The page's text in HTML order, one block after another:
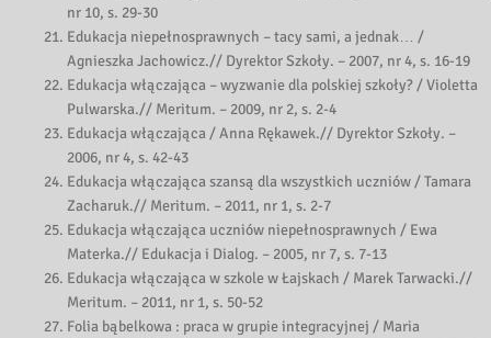
nr 10, s. 29-30
Edukacja niepełnosprawnych – tacy sami, a jednak… /
Agnieszka Jachowicz.// Dyrektor Szkoły. – 2007, nr 4, s. 16-19
Edukacja włączająca – wyzwanie dla polskiej szkoły? / Violetta
Pulwarska.// Meritum. – 2009, nr 2, s. 2-4
Edukacja włączająca / Anna Rękawek.// Dyrektor Szkoły. –
2006, nr 4, s. 42-43
Edukacja włączająca szansą dla wszystkich uczniów / Tamara
Zacharuk.// Meritum. – 2011, nr 1, s. 2-7
Edukacja włączająca uczniów niepełnosprawnych / Ewa
Materka.// Edukacja i Dialog. – 2005, nr 7, s. 7-13
Edukacja włączająca w szkole w Łajskach / Marek Tarwacki.//
Meritum. – 2011, nr 1, s. 50-52
Folia bąbelkowa : praca w grupie integracyjnej / Maria